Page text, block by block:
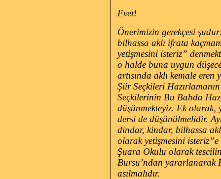
Evet!
Önerimizin gerekçesi
bilhassa aklı ifrata
yetişmesini isteriz”
o halde buna uygun
artısında aklı kemale
Şiir Seçkileri
Seçkilerinin Bu Babda
düşünmekteyiz. Ek
dersi de düşünülmelidir.
dindar, kindar, bilhassa
olarak yetişmesini
Şuara Okulu olarak
Bursu’ndan yararlanarak
asılmalıdır.